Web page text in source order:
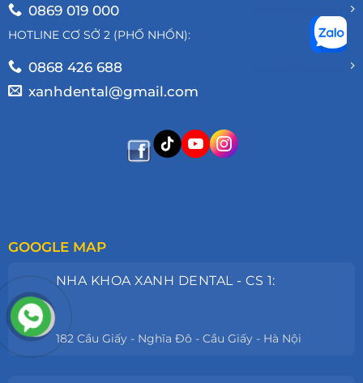
0869 019 000
HOTLINE CƠ SỞ 2 (PHỐ NHỔN):
0868 426 688
xanhdental@gmail.com
GOOGLE MAP
NHA KHOA XANH DENTAL - CS 1:
182 Cầu Giấy - Nghĩa Đô - Cầu Giấy - Hà Nội